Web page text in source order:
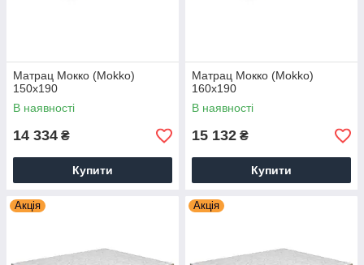
Матрац Мокко (Mokko)
150х190
В наявності
14 334 ₴
Купити
Матрац Мокко (Mokko)
160х190
В наявності
15 132 ₴
Купити
Акція Акція